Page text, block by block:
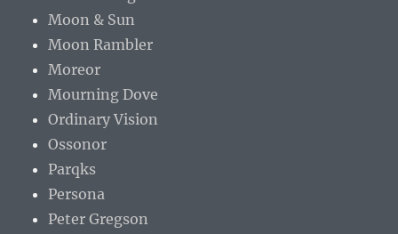
Moon & Sun
Moon Rambler
Moreor
Mourning Dove
Ordinary Vision
Ossonor
Parqks
Persona
Peter Gregson